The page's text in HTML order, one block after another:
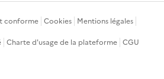
conforme Cookies Mentions légales
Charte d'usage de la plateforme CGU